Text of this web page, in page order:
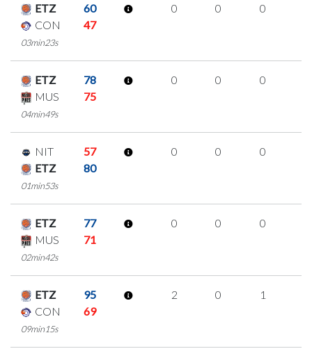
ETZ
60
CON
47
03min23s
0 0 0
ETZ
78
MUS
75
04min49s
0 0 0
NIT
57
ETZ
80
01min53s
0 0 0
ETZ
77
MUS
71
02min42s
0 0 0
ETZ
95
CON
69
09min15s
2 0 1